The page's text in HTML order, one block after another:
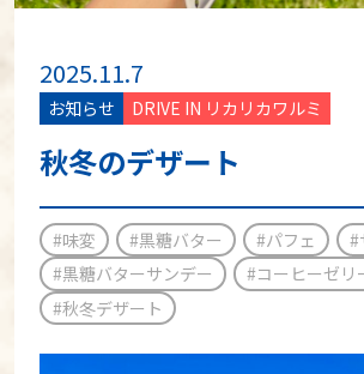
2025.11.7
お知らせ DRIVE IN リカリカワルミ
秋冬のデザート
#味変 #黒糖バター #パフェ
#
#黒糖バターサンデー
#コーヒーゼリ
#秋冬デザート